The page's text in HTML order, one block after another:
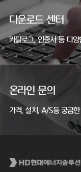
다운로드 센터
카탈로그, 인증서 등 다
온라인 문의
가격, 설치, A/S등 궁금